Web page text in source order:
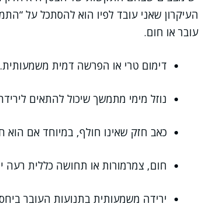
העיקרון שאני עובד לפיו הוא להסתכל על
עובר או חום.
דימום טרי או הפרשה דמית משמעותית.
נוזל מימי מתמשך שיכול להתאים
כאב חזק שאינו חולף, במיוחד אם הוא
חום, צמרמורות או תחושה כללית
ירידה משמעותית בתנועות העובר